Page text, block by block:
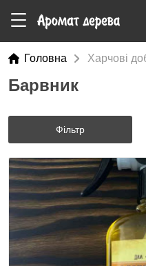
Головна Харчові
Барвник
Фільтр